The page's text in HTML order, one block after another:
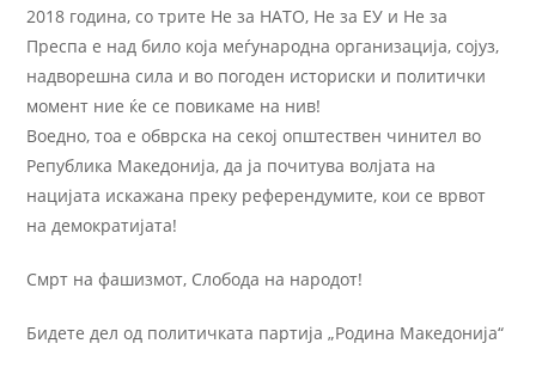
2018 година, со трите Не за НАТО, Не за ЕУ и Не за
Преспа е над било која меѓународна организација, сојуз,
надворешна сила и во погоден историски и политички
момент ние ќе се повикаме на нив!
Воедно, тоа е обврска на секој општествен чинител во
Република Македонија, да ја почитува волјата на
нацијата искажана преку референдумите, кои се врвот
на демократијата!
Смрт на фашизмот, Слобода на народот!
Бидете дел од политичката партија „Родина Македонија“